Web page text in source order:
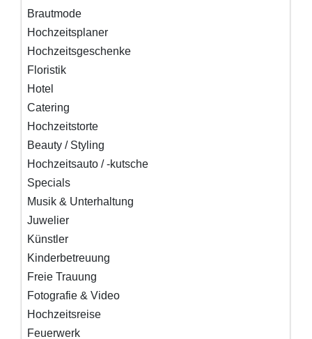
Brautmode
Hochzeitsplaner
Hochzeitsgeschenke
Floristik
Hotel
Catering
Hochzeitstorte
Beauty / Styling
Hochzeitsauto / -kutsche
Specials
Musik & Unterhaltung
Juwelier
Künstler
Kinderbetreuung
Freie Trauung
Fotografie & Video
Hochzeitsreise
Feuerwerk